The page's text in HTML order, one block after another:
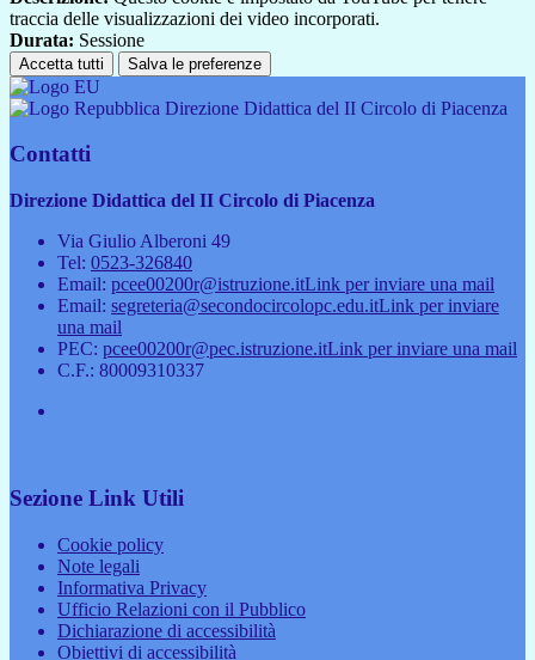
traccia delle visualizzazioni dei video incorporati.
Durata: Sessione
Accetta tutti Salva le preferenze
Direzione Didattica del II Circolo di Piacenza
Contatti
Direzione Didattica del II Circolo di Piacenza
Via Giulio Alberoni 49
Tel: 0523-326840
Email: pcee00200r@istruzione.itLink per inviare una mail
Email: segreteria@secondocircolopc.edu.itLink per inviare
una mail
PEC: pcee00200r@pec.istruzione.itLink per inviare una mail
C.F.: 80009310337
Sezione Link Utili
Cookie policy
Note legali
Informativa Privacy
Ufficio Relazioni con il Pubblico
Dichiarazione di accessibilità
Obiettivi di accessibilità